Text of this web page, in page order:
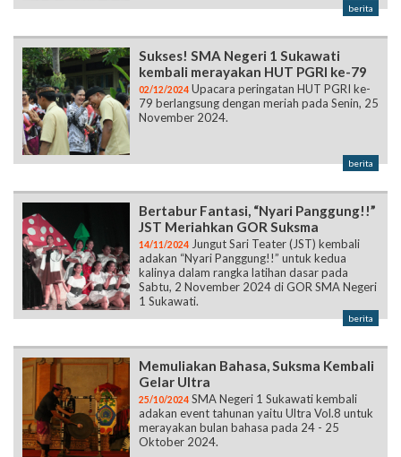
berita
Sukses! SMA Negeri 1 Sukawati
kembali merayakan HUT PGRI ke-79
02/12/2024 Upacara peringatan HUT PGRI ke-
79 berlangsung dengan meriah pada Senin, 25
November 2024.
berita
Bertabur Fantasi, “Nyari Panggung!!”
JST Meriahkan GOR Suksma
14/11/2024 Jungut Sari Teater (JST) kembali
adakan “Nyari Panggung!!” untuk kedua
kalinya dalam rangka latihan dasar pada
Sabtu, 2 November 2024 di GOR SMA Negeri
1 Sukawati.
berita
Memuliakan Bahasa, Suksma Kembali
Gelar Ultra
25/10/2024 SMA Negeri 1 Sukawati kembali
adakan event tahunan yaitu Ultra Vol.8 untuk
merayakan bulan bahasa pada 24 - 25
Oktober 2024.